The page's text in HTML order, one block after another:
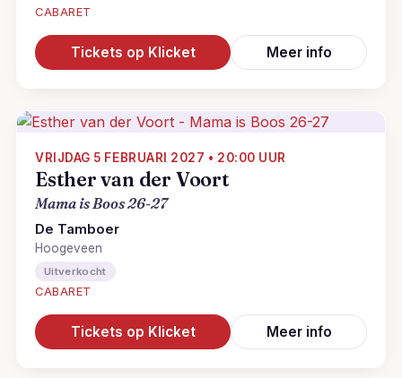
CABARET
Tickets op Klicket Meer info
VRIJDAG 5 FEBRUARI 2027 • 20:00 UUR
Esther van der Voort
Mama is Boos 26-27
De Tamboer
Hoogeveen
Uitverkocht
CABARET
Tickets op Klicket Meer info